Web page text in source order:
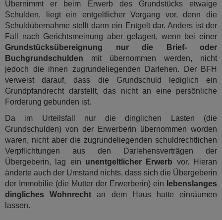
Übernimmt er beim Erwerb des Grundstücks etwaige
Schulden, liegt ein entgeltlicher Vorgang vor, denn die
Schuldübernahme stellt dann ein Entgelt dar. Anders ist der
Fall nach Gerichtsmeinung aber gelagert, wenn bei einer
Grundstücksübereignung nur die Brief- oder
Buchgrundschulden mit übernommen werden, nicht
jedoch die ihnen zugrundeliegenden Darlehen. Der BFH
verweist darauf, dass die Grundschuld lediglich ein
Grundpfandrecht darstellt, das nicht an eine persönliche
Forderung gebunden ist.
Da im Urteilsfall nur die dinglichen Lasten (die
Grundschulden) von der Erwerberin übernommen worden
waren, nicht aber die zugrundeliegenden schuldrechtlichen
Verpflichtungen aus den Darlehensverträgen der
Übergeberin, lag ein unentgeltlicher Erwerb vor. Hieran
änderte auch der Umstand nichts, dass sich die Übergeberin
der Immobilie (die Mutter der Erwerberin) ein lebenslanges
dingliches Wohnrecht an dem Haus hatte einräumen
lassen.